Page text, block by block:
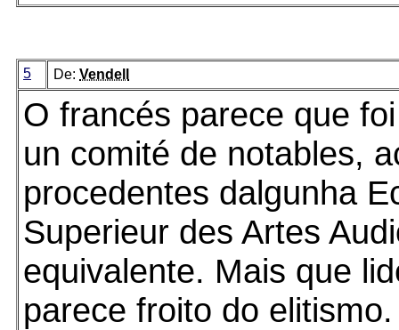
5 De: Vendell
O francés parece que
un comité de notables,
procedentes dalgunha
Superieur des Artes
equivalente. Mais que
parece froito do elitismo.